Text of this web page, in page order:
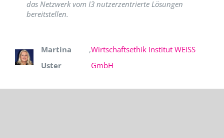
das Netzwerk vom I3 nutzerzentrierte Lösungen
bereitstellen.
Martina
Uster
,Wirtschaftsethik Institut WEISS
GmbH